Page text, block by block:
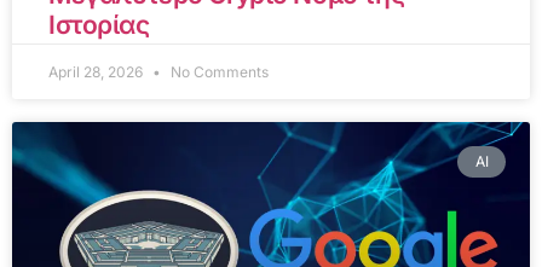
Ιστορίας
April 28, 2026 No Comments
AI